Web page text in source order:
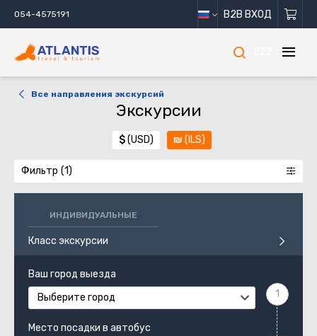
054-4575191 B2B ВХОД
Все направления экскурсий
Экскурсии
$(USD) ₪ (ILS)
Фильтр
ИНДИВИДУАЛЬНЫЕ
Класс экскурсии
Ваш город выезда
Выберите город
Место посадки в автобус